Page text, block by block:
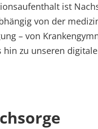
ist
von der
– von
zu unseren